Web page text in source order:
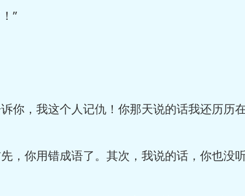
”
，我这个人记仇！你那天说的话我还历历
你用错成语了。其次，我说的话，你也没